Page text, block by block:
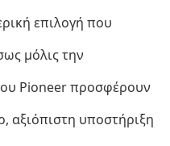
επιλογή που
μόλις την
Pioneer προσφέρουν
αξιόπιστη υποστήριξη